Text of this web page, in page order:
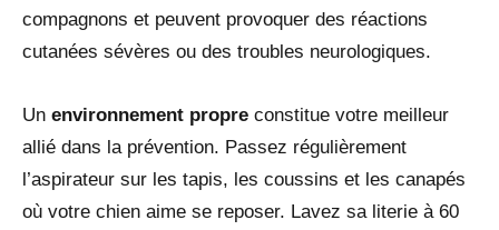
compagnons et peuvent provoquer des réactions
cutanées sévères ou des troubles neurologiques.
Un environnement propre constitue votre meilleur
allié dans la prévention. Passez régulièrement
l’aspirateur sur les tapis, les coussins et les canapés
où votre chien aime se reposer. Lavez sa literie à 60